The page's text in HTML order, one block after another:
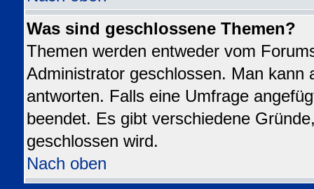
Was sind geschlossene Themen?
Themen werden entweder vom
Administrator geschlossen. Man kann
antworten. Falls eine Umfrage
beendet. Es gibt verschiedene
geschlossen wird.
Nach oben